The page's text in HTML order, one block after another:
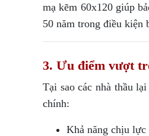
mạ kẽm 60x120 giúp
50 năm trong điều kiện
3. Ưu điểm vượt
Tại sao các nhà thầu
chính:
Khả năng chịu